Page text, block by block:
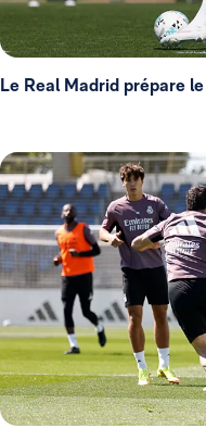
Le Real Madrid prépare